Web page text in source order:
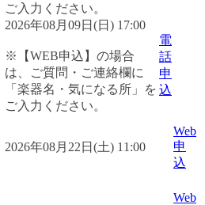
ご入力ください。
2026年08月09日(日) 17:00
※【WEB申込】の場合
は、ご質問・ご連絡欄に
「楽器名・気になる所」を
ご入力ください。
電
話
申
込
2026年08月22日(土) 11:00
Web
申
込
Web